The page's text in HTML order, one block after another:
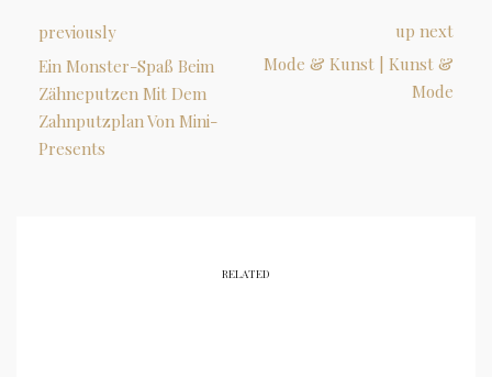
previously
Ein Monster-Spaß Beim
Zähneputzen Mit Dem
Zahnputzplan Von Mini-
Presents
up next
Mode & Kunst | Kunst &
Mode
RELATED